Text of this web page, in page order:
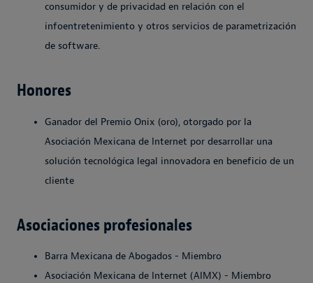
consumidor y de privacidad en relación con el
infoentretenimiento y otros servicios de parametrización
de software.
Honores
Ganador del Premio Onix (oro), otorgado por la
Asociación Mexicana de Internet por desarrollar una
solución tecnológica legal innovadora en beneficio de un
cliente
Asociaciones profesionales
Barra Mexicana de Abogados - Miembro
Asociación Mexicana de Internet (AIMX) - Miembro